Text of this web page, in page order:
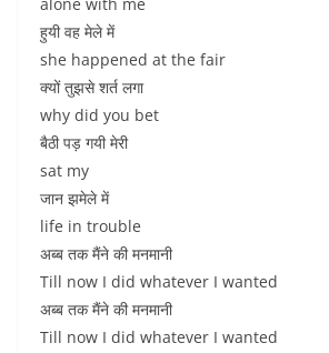
हुयी वह मेले में
she happened at the fair
क्यों तुझसे शर्त लगा
why did you bet
बैठी पड़ गयी मेरी
sat my
जान झमेले में
life in trouble
अब्ब तक मैंने की मनमानी
Till now I did whatever I wanted
अब्ब तक मैंने की मनमानी
Till now I did whatever I wanted